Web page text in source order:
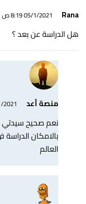
Rana 05/1/2021 8:19 ص
هل الدراسة عن بعد ؟
منصة أعد 05/1/
نعم صحيح سيدتي
بالامكان
العالم